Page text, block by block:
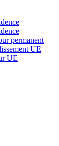
permanent
UE
UE